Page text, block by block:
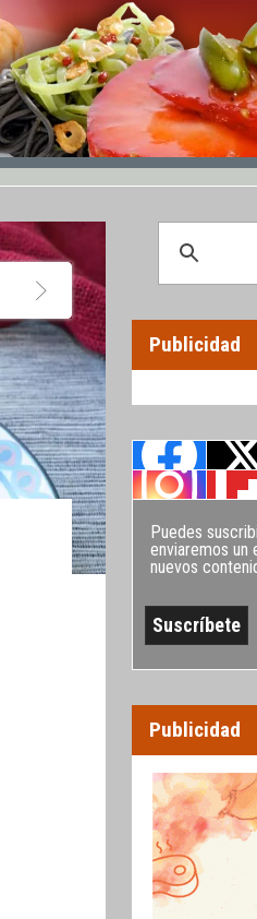
Publicidad
Puedes
enviaremos un
nuevos
Publicidad